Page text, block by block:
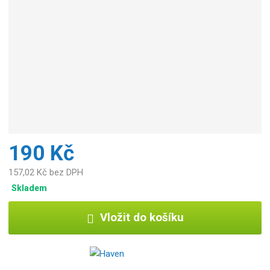
190 Kč
157,02 Kč bez DPH
Skladem
Vložit do košíku